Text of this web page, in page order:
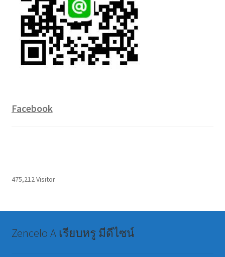
Facebook
475,212 Visitor
Zencelo A เรียบหรู มีดีไซน์